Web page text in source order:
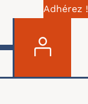
Adhérez !